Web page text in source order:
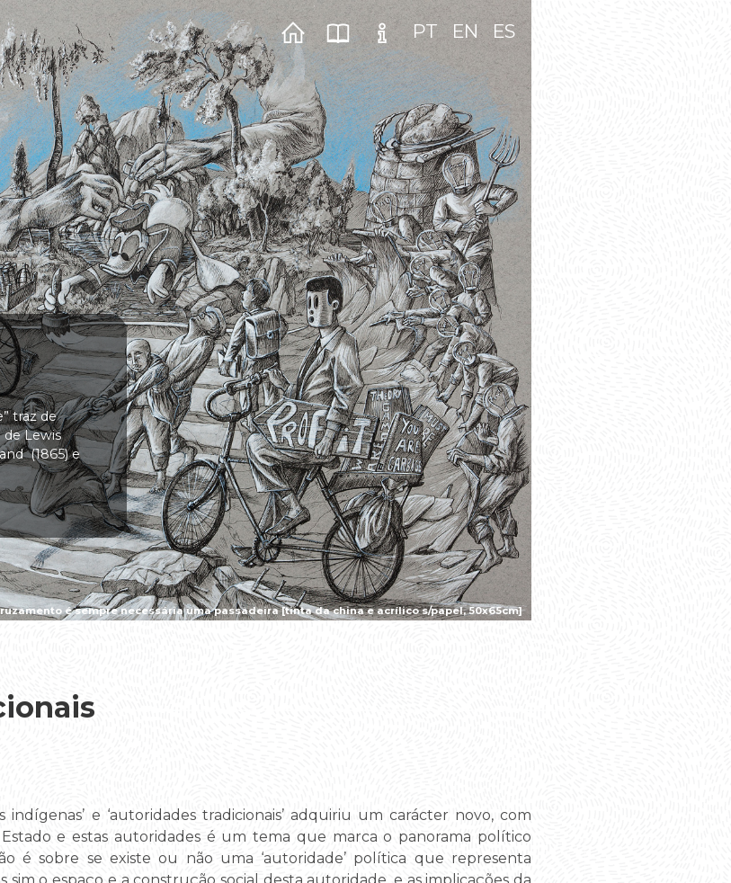
é sempre necessária uma passadeira [tinta da china e acrílico s/papel, 50x65cm]
PT EN ES
traz de
de Lewis
(1865) e
indígenas’ e ‘autoridades tradicionais’ adquiriu um carácter novo, com
e estas autoridades é um tema que marca o panorama político
é sobre se existe ou não uma ‘autoridade’ política que representa